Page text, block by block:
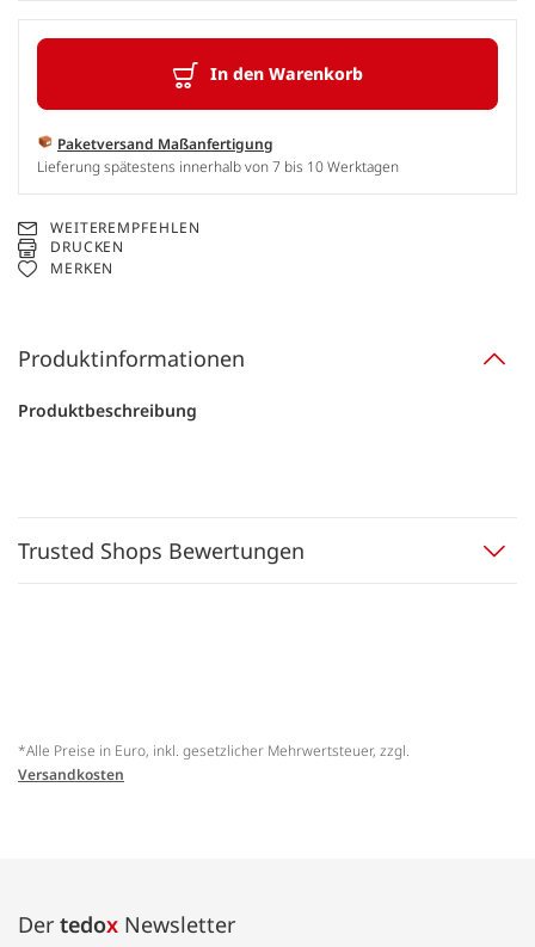
In den Warenkorb
Paketversand Maßanfertigung
Lieferung spätestens innerhalb von 7 bis 10 Werktagen
WEITEREMPFEHLEN
DRUCKEN
MERKEN
Produktinformationen
Produktbeschreibung
Trusted Shops Bewertungen
*Alle Preise in Euro, inkl. gesetzlicher Mehrwertsteuer, zzgl.
Versandkosten
Der tedox Newsletter